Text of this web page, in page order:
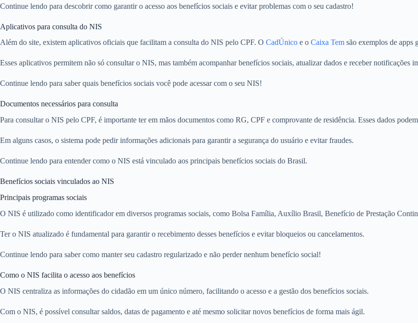
Continue lendo para descobrir como garantir o acesso aos benefícios sociais e evitar problemas com o seu cadastro!
Aplicativos para consulta do NIS
Além do site, existem aplicativos oficiais que facilitam a consulta do NIS pelo CPF. O CadÚnico e o Caixa Tem são exemplos de apps
Esses aplicativos permitem não só consultar o NIS, mas também acompanhar benefícios sociais, atualizar dados e receber notificações
Continue lendo para saber quais benefícios sociais você pode acessar com o seu NIS!
Documentos necessários para consulta
Para consultar o NIS pelo CPF, é importante ter em mãos documentos como RG, CPF e comprovante de residência. Esses dados
Em alguns casos, o sistema pode pedir informações adicionais para garantir a segurança do usuário e evitar fraudes.
Continue lendo para entender como o NIS está vinculado aos principais benefícios sociais do Brasil.
Benefícios sociais vinculados ao NIS
Principais programas sociais
O NIS é utilizado como identificador em diversos programas sociais, como Bolsa Família, Auxílio Brasil, Benefício de Prestação
Ter o NIS atualizado é fundamental para garantir o recebimento desses benefícios e evitar bloqueios ou cancelamentos.
Continue lendo para saber como manter seu cadastro regularizado e não perder nenhum benefício social!
Como o NIS facilita o acesso aos benefícios
O NIS centraliza as informações do cidadão em um único número, facilitando o acesso e a gestão dos benefícios sociais.
Com o NIS, é possível consultar saldos, datas de pagamento e até mesmo solicitar novos benefícios de forma mais ágil.